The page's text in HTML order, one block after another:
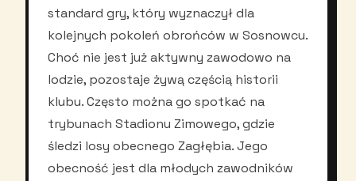
standard gry, który wyznaczył dla
kolejnych pokoleń obrońców w Sosnowcu.
Choć nie jest już aktywny zawodowo na
lodzie, pozostaje żywą częścią historii
klubu. Często można go spotkać na
trybunach Stadionu Zimowego, gdzie
śledzi losy obecnego Zagłębia. Jego
obecność jest dla młodych zawodników